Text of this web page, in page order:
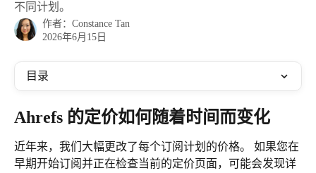
不同计划。
作者： Constance Tan
2026年6月15日
目录
Ahrefs 的定价如何随着时间而变化
近年来，我们大幅更改了每个订阅计划的价格。 如果您在
早期开始订阅并正在检查当前的定价页面，可能会发现详